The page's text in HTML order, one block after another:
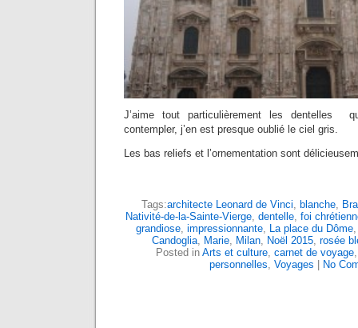
J’aime tout particulièrement les dentelles
contempler, j’en est presque oublié le ciel gris.
Les bas reliefs et l’ornementation sont
Tags:architecte Leonard de Vinci, blanche,
Nativité-de-la-Sainte-Vierge, dentelle, foi
grandiose, impressionnante, La place du Dôme
Candoglia, Marie, Milan, Noël 2015, rosée
Posted in Arts et culture, carnet de voyage
personnelles, Voyages No